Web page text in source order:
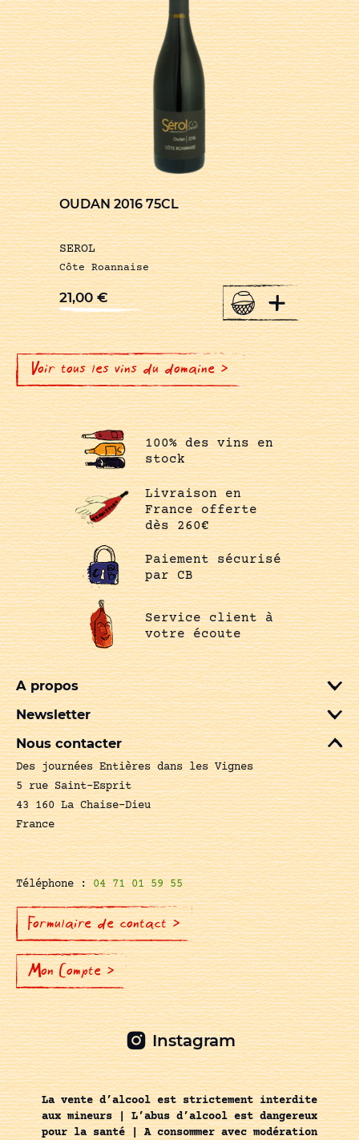
OUDAN 2016 75CL
SEROL
Côte Roannaise
21,00€ +
Voir tous les vins du domaine >
100% des vins en
stock
Livraison en
France offerte
dès 260€
Paiement sécurisé
par CB
Service client à
votre écoute
A propos
Newsletter
Nous contacter
Des journées Entières dans les Vignes
5 rue Saint-Esprit
43 160 La Chaise-Dieu
France
Téléphone :04 71 01 59 55
Formulaire de contact >
Mon Compte >
Instagram
La vente d’alcool est strictement interdite
aux mineurs | L’abus d’alcool est dangereux
pour la santé | A consommer avec modération